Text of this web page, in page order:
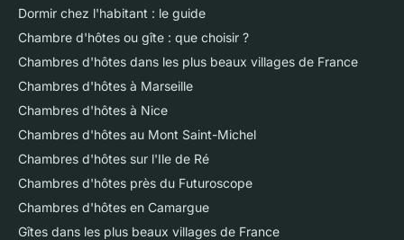
Dormir chez l'habitant : le guide
Chambre d'hôtes ou gîte : que choisir ?
Chambres d'hôtes dans les plus beaux villages de France
Chambres d'hôtes à Marseille
Chambres d'hôtes à Nice
Chambres d'hôtes au Mont Saint-Michel
Chambres d'hôtes sur l'Ile de Ré
Chambres d'hôtes près du Futuroscope
Chambres d'hôtes en Camargue
Gîtes dans les plus beaux villages de France